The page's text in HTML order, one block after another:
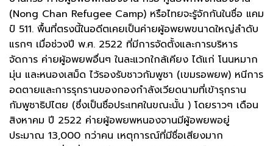
(Nong Chan Refugee Camp) หรือไทยจะรู้จักกันในชื่อ แคม
ป์ 511. พื้นที่ตรงนี้ในอดีตเคยเป็นค่ายผู้อพยพขนาดใหญ่ลำดับ
แรกๆ เมื่อช่วงปี พ.ศ. 2522 ที่มีการจัดตั้งและการบริหาร
จัดการ ค่ายผู้อพยพอื่นๆ ในละแวกใกล้เคียง ได้แก่ โนนหมาก
มุ่น และหนองเสม็ด ไว้รองรับชาวกัมพูชา (เขมรอพยพ) หนีการ
อดตายและการรุกรานของกองกำลังเวียดนามที่เข้ารุกราน
กัมพูชาธิปไตย (ซึ่งเป็นชื่อประเทศในขณะนั้น ) โดยราวๆ เดือน
สิงหาคม ปี 2522 ค่ายผู้อพยพหนองจานมีผู้อพยพอยู่
ประมาณ 13,000 กว่าคน เหตุการณ์ที่มีชื่อเสียงมาก